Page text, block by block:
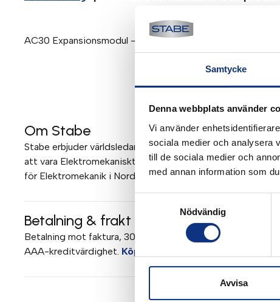
Samtycke
Denna webbplats använder
Vi använder
sociala medier och analysera
till de sociala medier och
med annan information som
Nödvändig
Avvisa
AC30 Expansionsmodul – Puls encoder Feedback Module
Om Stabe
Stabe erbjuder världsledande elektromekanik och
att vara Elektromekaniskt Teknisk Center (EMTC) för
för Elektromekanik i Norden. Mer om Stabe
Betalning & frakt
Betalning mot faktura, 30 dagar. Fraktkostnad tillkommer.
AAA-kreditvärdighet. Köpvillkor